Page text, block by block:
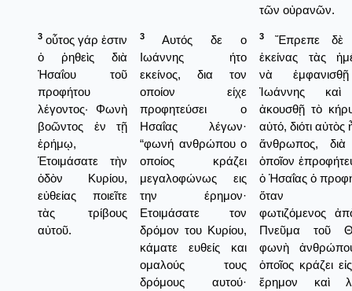
τῶν οὐρανῶν.
3 οὗτος γάρ ἐστιν
ὁ ῥηθεὶς διὰ
Ἠσαΐου τοῦ
προφήτου
λέγοντος· Φωνὴ
βοῶντος ἐν τῇ
ἐρήμῳ,
Ἑτοιμάσατε τὴν
ὁδὸν Κυρίου,
εὐθείας ποιεῖτε
τὰς τρίβους
αὐτοῦ.
3
Αυτός δε ο
Ιωάννης ήτο
εκείνος, δια τον
οποίον είχε
προφητεύσει ο
Ησαΐας λέγων·
“φωνή ανθρώπου ο
οποίος κράζει
μεγαλοφώνως εις
την έρημον·
Ετοιμάσατε τον
δρόμον του Κυρίου,
κάματε ευθείς και
ομαλούς τους
δρόμους αυτού·
3
Ἔπρεπε δὲ
ἐκείνας τὰς
νὰ
Ἰωάννης
ἀκουσθῇ τὸ
αὐτό, διότι αὐτὸς
ἄνθρωπος, διὰ
ὁποῖον
ὁ Ἡσαΐας ὁ
ὅταν
φωτιζόμενος
Πνεῦμα τοῦ
φωνὴ
ὁποῖος κράζει
ἔρημον καὶ